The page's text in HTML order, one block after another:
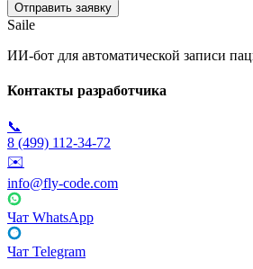
Saile
ИИ-бот для автоматической записи
Контакты разработчика
📞
8 (499) 112-34-72
✉️
info@fly-code.com
Чат WhatsApp
Чат Telegram